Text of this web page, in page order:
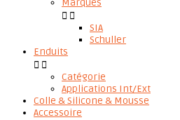
Marques
 
SIA
Schuller
Enduits
 
Catégorie
Applications Int/Ext
Colle & Silicone & Mousse
Accessoire